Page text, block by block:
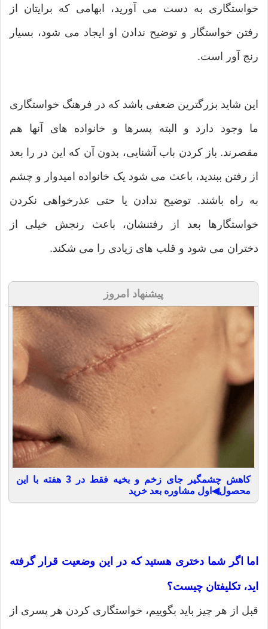
خواستگاری به دست می آورید، ابهامی که برایتان از
رفتن خواستگار و توضیح ندادن او ایجاد می شود، بسیار
رنج آور است.
این شاید بزرگترین ضعفی باشد که در فرهنگ خواستگاری
ما وجود دارد و البته پسرها و خانواده های آنها هم
مقصرند. باز کردن باب آشنایی، بدون آن که این در را بعد
از رفتن ببندید، باعث می شود یک خانواده امیدوار و چشم
به راه باشند. توضیح ندادن یا حتی عذرخواهی نکردن
خواستگارها بعد از رفتنشان، باعث رنجش خیلی از
دختران می شود و قلب های زیادی را می شکند.
پیشنهاد امروز
کاهش چشمگیر جای زخم و بخیه فقط در 3 هفته با این
محصول◀اول مشاوره بعد خرید
اما اگر شما دختری هستید که در این وضعیت قرار گرفته
اید، تکلیفتان چیست؟
قبل از هر چیز باید بگوییم، خواستگاری کردن هر پسری از